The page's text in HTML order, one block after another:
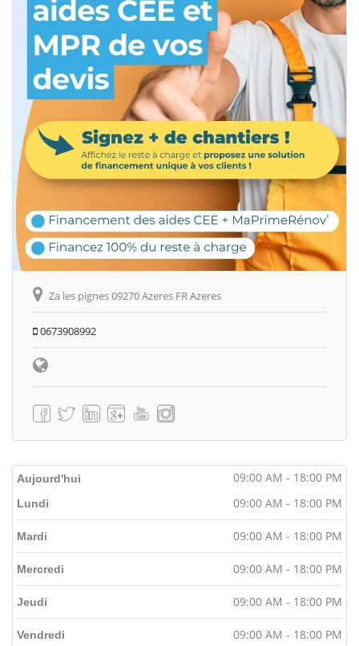
Za les pignes 09270 Azeres FR Azeres
0673908992
Aujourd'hui 09:00 AM - 18:00 PM
Lundi 09:00 AM - 18:00 PM
Mardi 09:00 AM - 18:00 PM
Mercredi 09:00 AM - 18:00 PM
Jeudi 09:00 AM - 18:00 PM
Vendredi 09:00 AM - 18:00 PM